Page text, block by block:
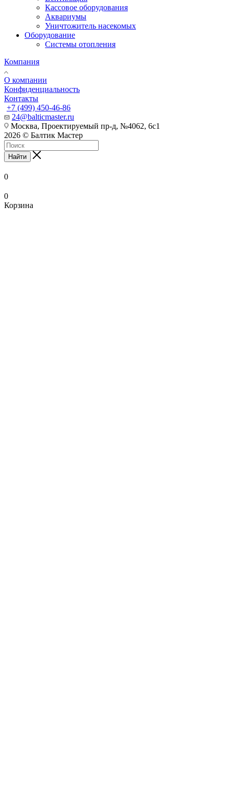
Кассовое оборудования
Аквариумы
Уничтожитель насекомых
Оборудование
Системы отопления
Компания
О компании
Конфиденциальность
Контакты
+7 (499) 450-46-86
24@balticmaster.ru
Москва, Проектируемый пр-д, №4062, 6с1
2026 © Балтик Мастер
Найти
0
0
Корзина